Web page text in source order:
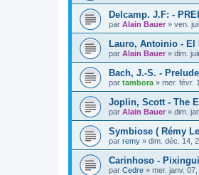
Delcamp. J.F: -
par Alain Bauer » ven.
Lauro, Antoinio - El
par Alain Bauer » dim.
Bach, J.-S. -
par tambora » mer. févr.
Joplin, Scott - The
par Alain Bauer » dim.
Symbiose ( Rémy
par remy » dim. déc. 14,
Carinhoso -
par Cedre » mer. janv.